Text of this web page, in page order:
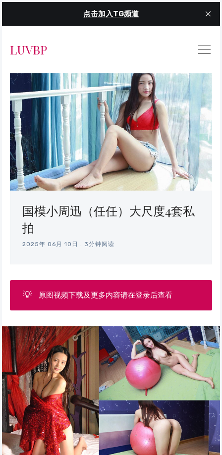
点击加入TG频道
LUVBP
国模小周迅（任任）大尺度4套私
拍
2025年 06月 10日 3分钟阅读
💡 原图视频下载及更多内容请在登录后查看